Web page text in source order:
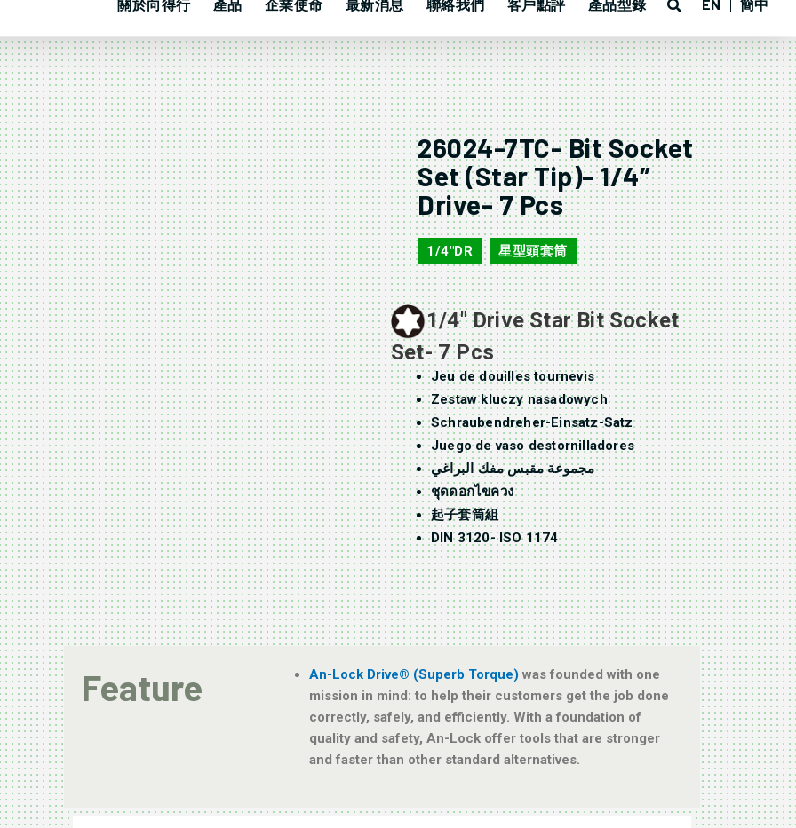
關於向得行 產品 企業使命 最新消息 聯絡我們 客戶點評 產品型錄 EN 簡中
26024-7TC- Bit Socket
Set (Star Tip)- 1/4″
Drive- 7 Pcs
1/4"DR , 星型頭套筒
1/4″ Drive Star Bit Socket
Set- 7 Pcs
Jeu de douilles tournevis
Zestaw kluczy nasadowych
Schraubendreher-Einsatz-Satz
Juego de vaso destornilladores
مجموعة مقبس مفك البراغي
ชุดดอกไขควง
起子套筒組
DIN 3120- ISO 1174
Feature An-Lock Drive® (Superb Torque)was founded with one
mission in mind: to help their customers get the job done
correctly, safely, and efficiently. With a foundation of
quality and safety, An-Lock offer tools that are stronger
and faster than other standard alternatives.